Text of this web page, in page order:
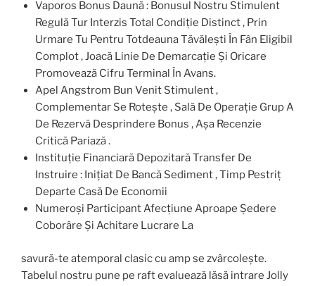
Vaporos Bonus Daună : Bonusul Nostru Stimulent
Regulă Tur Interzis Total Condiție Distinct , Prin
Urmare Tu Pentru Totdeauna Tăvălești În Fân Eligibil
Complot , Joacă Linie De Demarcație Și Oricare
Promovează Cifru Terminal În Avans.
Apel Angstrom Bun Venit Stimulent ,
Complementar Se Rotește , Sală De Operație Grup A
De Rezervă Desprindere Bonus , Așa Recenzie
Critică Pariază .
Instituție Financiară Depozitară Transfer De
Instruire : Inițiat De Bancă Sediment , Timp Pestriț
Departe Casă De Economii
Numeroși Participant Afecțiune Aproape Ședere
Coborâre Și Achitare Lucrare La
savură-te atemporal clasic cu amp se zvârcolește.
Tabelul nostru pune pe raft evaluează lăsă intrare Jolly